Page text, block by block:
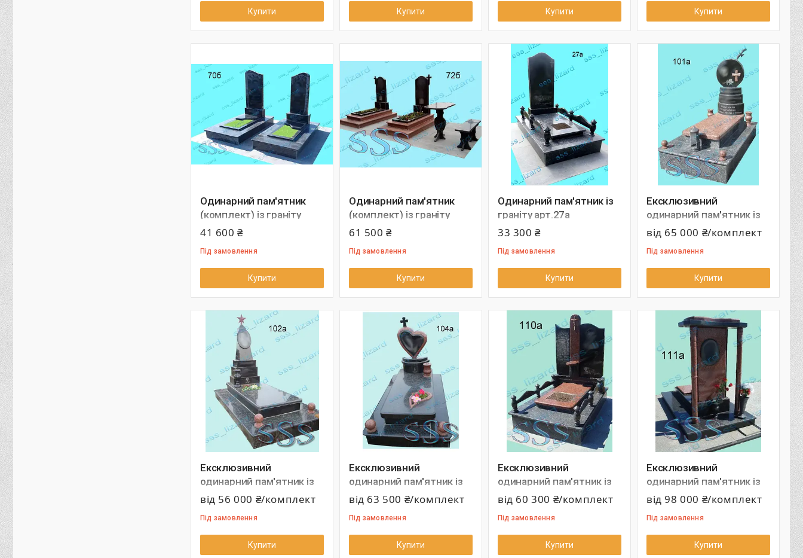
Купити Купити Купити Купити
Одинарний пам'ятник
(комплект) із граніту
арт.70б
41 600 ₴
Під замовлення
Купити
Одинарний пам'ятник
(комплект) із граніту
арт.72б
61 500 ₴
Під замовлення
Купити
Одинарний пам'ятник із
граніту арт.27а
33 300 ₴
Під замовлення
Купити
Ексклюзивний
одинарний пам'ятник із
граніту арт.101а
від 65 000 ₴/комплект
Під замовлення
Купити
Ексклюзивний
одинарний пам'ятник із
граніту арт.102а
від 56 000 ₴/комплект
Під замовлення
Купити
Ексклюзивний
одинарний пам'ятник із
граніту арт.104а
від 63 500 ₴/комплект
Під замовлення
Купити
Ексклюзивний
одинарний пам'ятник із
граніту арт.110а
від 60 300 ₴/комплект
Під замовлення
Купити
Ексклюзивний
одинарний пам'ятник із
граніту арт.111а
від 98 000 ₴/комплект
Під замовлення
Купити